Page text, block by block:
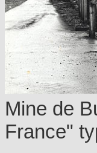
Mine de
France"